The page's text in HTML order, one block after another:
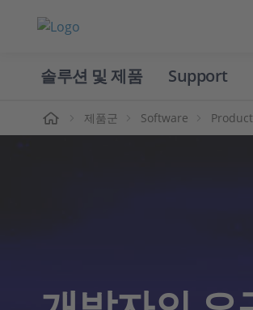
솔루션 및 제품 Support
제품군 Software